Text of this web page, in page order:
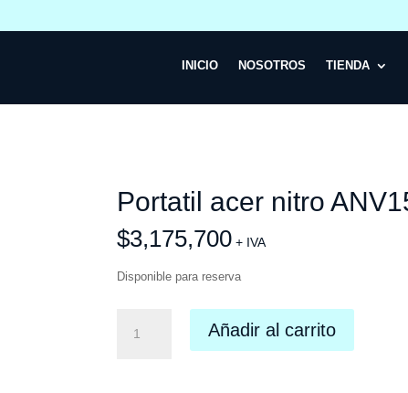
INICIO NOSOTROS TIENDA
Portatil acer nitro
$3,175,700 + IVA
Disponible para reserva
acer
Añadir al carrito